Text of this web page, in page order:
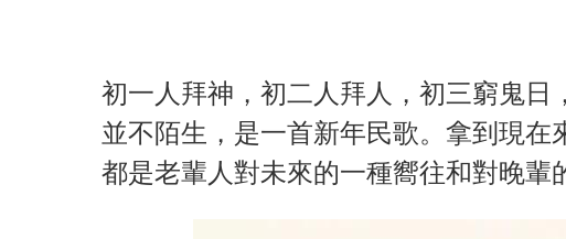
初一人拜神，初二人拜人，初三窮鬼
並不陌生，是一首新年民歌。拿到現在
都是老輩人對未來的一種嚮往和對晚輩